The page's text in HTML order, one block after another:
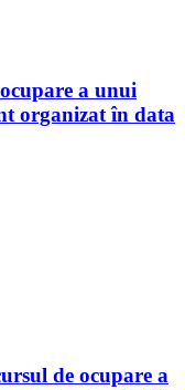
a unui
organizat în data
de ocupare a